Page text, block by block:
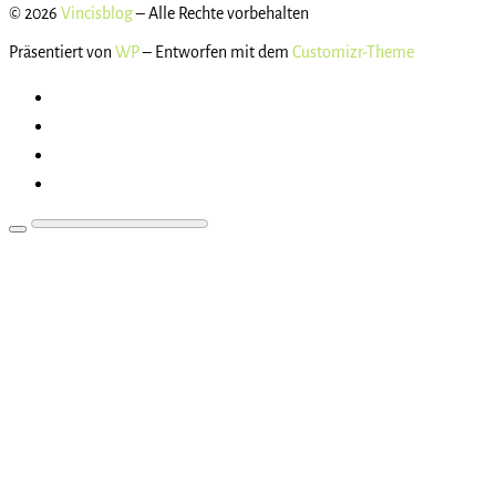
© 2026 Vincisblog– Alle Rechte vorbehalten
Präsentiert von WP– Entworfen mit dem Customizr-Theme